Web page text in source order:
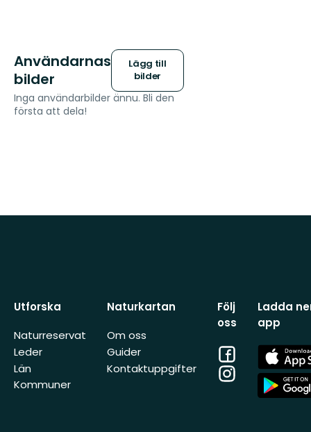
Användarnas
bilder
Lägg till
bilder
Inga användarbilder ännu. Bli den
första att dela!
Utforska
Naturreservat
Leder
Län
Kommuner
Naturkartan
Om oss
Guider
Kontaktuppgifter
Följ
oss
Facebook
Instagram
Ladda
app
App
Store
App
Store